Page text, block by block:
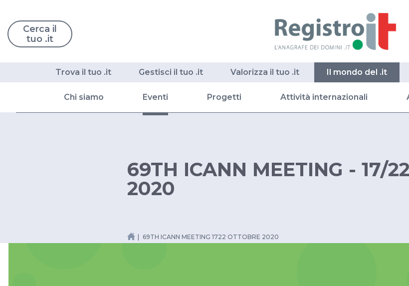
Cerca il
tuo .it
Trova il tuo .it Gestisci il tuo .it Valorizza il tuo .it Il mondo del .it
Chi siamo Eventi Progetti Attività internazionali
69TH ICANN MEETING - 17/
2020
69TH ICANN MEETING 1722 OTTOBRE 2020